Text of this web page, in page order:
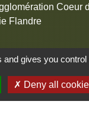
Coeur
Flandre
- Politique de
gives you
Deny all